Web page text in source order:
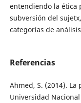
entendiendo la ética
subversión del
categorías de
Referencias
Ahmed, S. (2014).
Universidad